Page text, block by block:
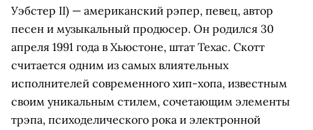
Уэбстер II) — американский рэпер, певец, автор
песен и музыкальный продюсер. Он родился 30
апреля 1991 года в Хьюстоне, штат Техас. Скотт
считается одним из самых влиятельных
исполнителей современного хип-хопа, известным
своим уникальным стилем, сочетающим элементы
трэпа, психоделического рока и электронной